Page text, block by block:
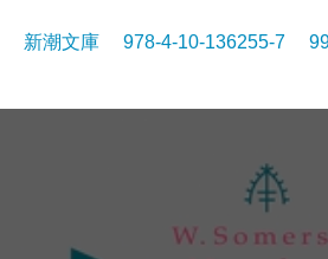
新潮文庫 978-4-10-136255-7